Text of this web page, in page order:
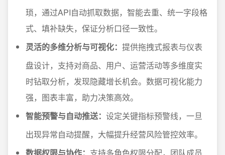
琐，通过API自动抓取数据，智能去重、统一字段格
式、填补缺失，保证分析口径一致性。
灵活的多维分析与可视化： 提供拖拽式报表与仪表
盘设计，支持对商品、用户、运营活动等多维度实
时钻取分析，发现隐藏增长机会。数据可视化能力
强，图表丰富，助力决策高效。
智能预警与自动推送： 设定关键指标预警线，一旦
出现异常自动提醒，大幅提升经营风险管控效率。